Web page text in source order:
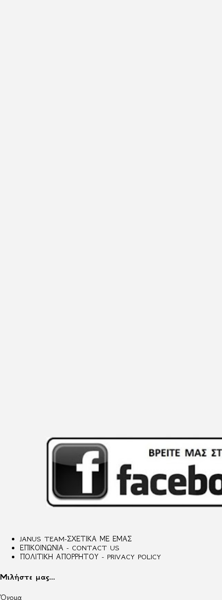
JANUS TEAM-ΣΧΕΤΙΚΑ ΜΕ ΕΜΑΣ
ΕΠΙΚΟΙΝΩΝΙΑ - CONTACT US
ΠΟΛΙΤΙΚΗ ΑΠΟΡΡΗΤΟΥ - PRIVACY POLICY
Μιλήστε μας...
Όνομα